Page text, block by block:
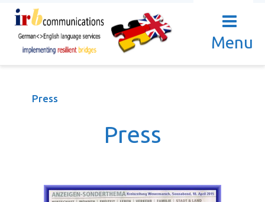
Menu
Press
Press